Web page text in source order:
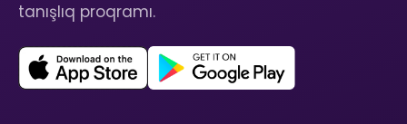
tanışlıq proqramı.